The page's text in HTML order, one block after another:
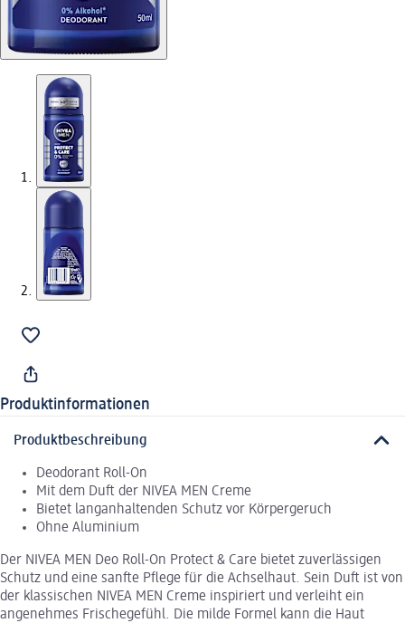
Produktinformationen
Produktbeschreibung
Deodorant Roll-On
Mit dem Duft der NIVEA MEN Creme
Bietet langanhaltenden Schutz vor Körpergeruch
Ohne Aluminium
Der NIVEA MEN Deo Roll-On Protect & Care bietet zuverlässigen
Schutz und eine sanfte Pflege für die Achselhaut. Sein Duft ist von
der klassischen NIVEA MEN Creme inspiriert und verleiht ein
angenehmes Frischegefühl. Die milde Formel kann die Haut